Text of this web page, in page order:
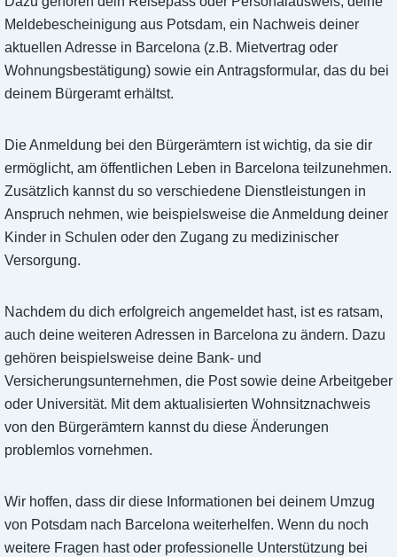
Meldebescheinigung aus Potsdam, ein Nachweis deiner
aktuellen Adresse in Barcelona (z.B. Mietvertrag oder
Wohnungsbestätigung) sowie ein Antragsformular, das du bei
deinem Bürgeramt erhältst.
Die Anmeldung bei den Bürgerämtern ist wichtig, da sie dir
ermöglicht, am öffentlichen Leben in Barcelona teilzunehmen.
Zusätzlich kannst du so verschiedene Dienstleistungen in
Anspruch nehmen, wie beispielsweise die Anmeldung deiner
Kinder in Schulen oder den Zugang zu medizinischer
Versorgung.
Nachdem du dich erfolgreich angemeldet hast, ist es ratsam,
auch deine weiteren Adressen in Barcelona zu ändern. Dazu
gehören beispielsweise deine Bank- und
Versicherungsunternehmen, die Post sowie deine Arbeitgeber
oder Universität. Mit dem aktualisierten Wohnsitznachweis
von den Bürgerämtern kannst du diese Änderungen
problemlos vornehmen.
Wir hoffen, dass dir diese Informationen bei deinem Umzug
von Potsdam nach Barcelona weiterhelfen. Wenn du noch
weitere Fragen hast oder professionelle Unterstützung bei